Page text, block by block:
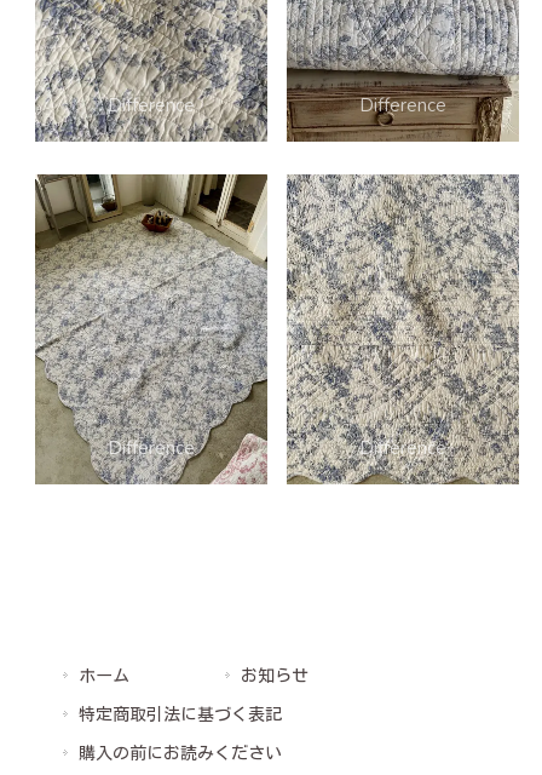
ホーム
お知らせ
特定商取引法に基づく表記
購入の前にお読みください